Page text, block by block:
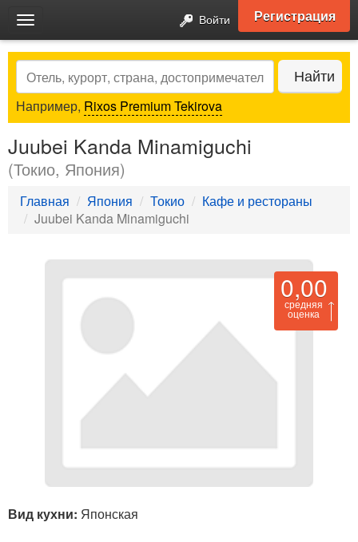
Toggle
navigation
Войти Регистрация
Search Найти
Например, Rixos Premium Tekirova
Juubei Kanda Minamiguchi
(Токио, Япония)
Главная Япония Токио
Кафе и рестораны
Juubei Kanda Minamiguchi
0,00
средняя
оценка
Вид кухни: Японская